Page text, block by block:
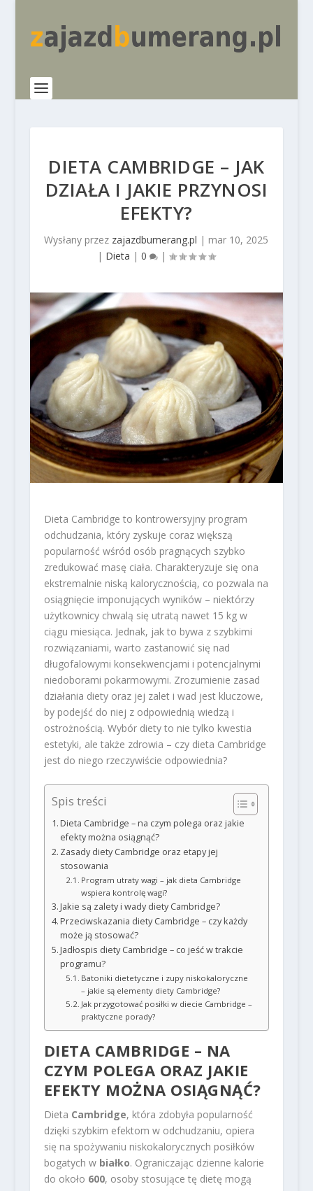
DIETA CAMBRIDGE – JAK
DZIAŁA I JAKIE PRZYNOSI
EFEKTY?
Wysłany przez zajazdbumerang.pl | mar 10, 2025
| Dieta |0 |
Dieta Cambridge to kontrowersyjny program
odchudzania, który zyskuje coraz większą
popularność wśród osób pragnących szybko
zredukować masę ciała. Charakteryzuje się ona
ekstremalnie niską kalorycznością, co pozwala na
osiągnięcie imponujących wyników – niektórzy
użytkownicy chwalą się utratą nawet 15 kg w
ciągu miesiąca. Jednak, jak to bywa z szybkimi
rozwiązaniami, warto zastanowić się nad
długofalowymi konsekwencjami i potencjalnymi
niedoborami pokarmowymi. Zrozumienie zasad
działania diety oraz jej zalet i wad jest kluczowe,
by podejść do niej z odpowiednią wiedzą i
ostrożnością. Wybór diety to nie tylko kwestia
estetyki, ale także zdrowia – czy dieta Cambridge
jest do niego rzeczywiście odpowiednia?
Spis treści
Dieta Cambridge – na czym polega oraz jakie
efekty można osiągnąć?
Zasady diety Cambridge oraz etapy jej
stosowania
Program utraty wagi – jak dieta Cambridge
wspiera kontrolę wagi?
Jakie są zalety i wady diety Cambridge?
Przeciwskazania diety Cambridge – czy każdy
może ją stosować?
Jadłospis diety Cambridge – co jeść w trakcie
programu?
Batoniki dietetyczne i zupy niskokaloryczne
– jakie są elementy diety Cambridge?
Jak przygotować posiłki w diecie Cambridge –
praktyczne porady?
DIETA CAMBRIDGE – NA
CZYM POLEGA ORAZ JAKIE
EFEKTY MOŻNA OSIĄGNĄĆ?
Dieta Cambridge, która zdobyła popularność
dzięki szybkim efektom w odchudzaniu, opiera
się na spożywaniu niskokalorycznych posiłków
bogatych w białko. Ograniczając dzienne kalorie
do około 600, osoby stosujące tę dietę mogą